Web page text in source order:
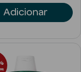
Adicionar